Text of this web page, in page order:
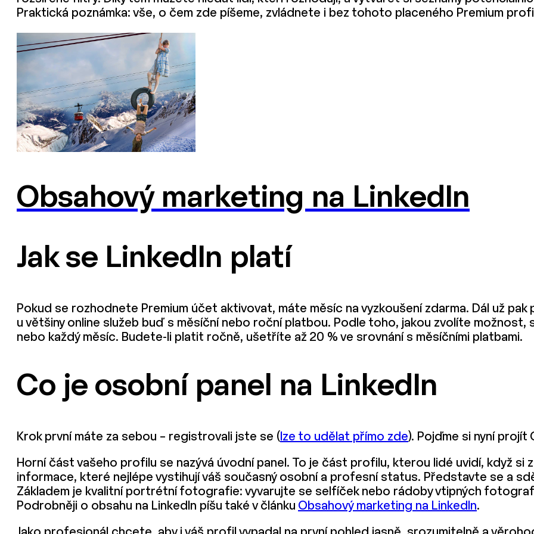
Praktická poznámka: vše, o čem zde píšeme, zvládnete i bez tohoto placeného Premium
Obsahový marketing na LinkedIn
Jak se LinkedIn platí
Pokud se rozhodnete Premium účet aktivovat, máte měsíc na vyzkoušení zdarma. Dál už
u většiny online služeb buď s měsíční nebo roční platbou. Podle toho, jakou zvolíte možnost,
nebo každý měsíc. Budete-li platit ročně, ušetříte až 20 % ve srovnání s měsíčními platbami.
Co je osobní panel na LinkedIn
Krok první máte za sebou – registrovali jste se ( lze to udělat přímo zde). Pojďme si nyní
Horní část vašeho profilu se nazývá úvodní panel. To je část profilu, kterou lidé uvidí, když
informace, které nejlépe vystihují váš současný osobní a profesní status. Představte se a
Základem je kvalitní portrétní fotografie: vyvarujte se selfíček nebo rádoby vtipných
Podrobněji o obsahu na LinkedIn píšu také v článku Obsahový marketing na LinkedIn.